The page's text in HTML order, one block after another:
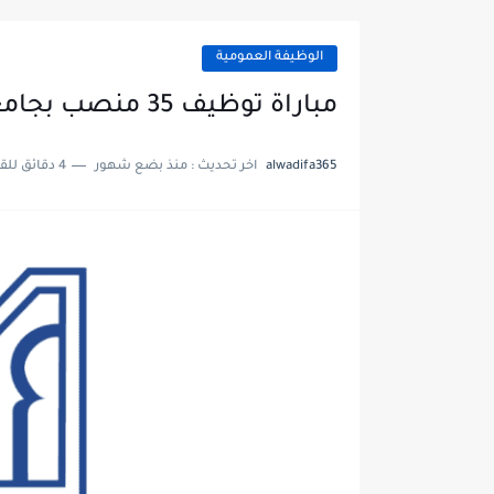
الوظيفة العمومية
مباراة توظيف 35 منصب بجامعة محمد الخامس 2026
alwadifa365 اخر تحديث : منذ بضع شهور 4 دقائق للقراءة